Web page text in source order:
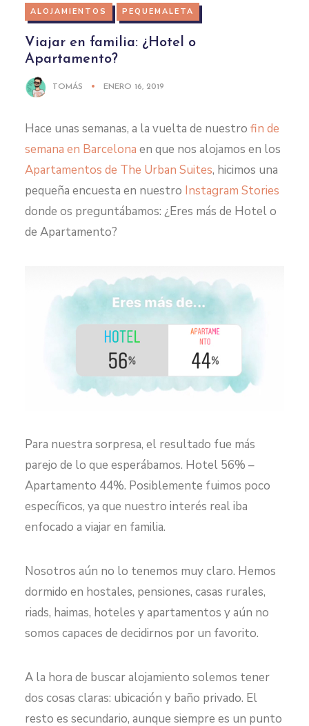
ALOJAMIENTOS PEQUEMALETA
Viajar en familia: ¿Hotel o
Apartamento?
TOMÁS ENERO 16, 2019
Hace unas semanas, a la vuelta de nuestro fin de
semana en Barcelona en que nos alojamos en los
Apartamentos de The Urban Suites, hicimos una
pequeña encuesta en nuestro Instagram Stories
donde os preguntábamos: ¿Eres más de Hotel o
de Apartamento?
Para nuestra sorpresa, el resultado fue más
parejo de lo que esperábamos. Hotel 56% –
Apartamento 44%. Posiblemente fuimos poco
específicos, ya que nuestro interés real iba
enfocado a viajar en familia.
Nosotros aún no lo tenemos muy claro. Hemos
dormido en hostales, pensiones, casas rurales,
riads, haimas, hoteles y apartamentos y aún no
somos capaces de decidirnos por un favorito.
A la hora de buscar alojamiento solemos tener
dos cosas claras: ubicación y baño privado. El
resto es secundario, aunque siempre es un punto